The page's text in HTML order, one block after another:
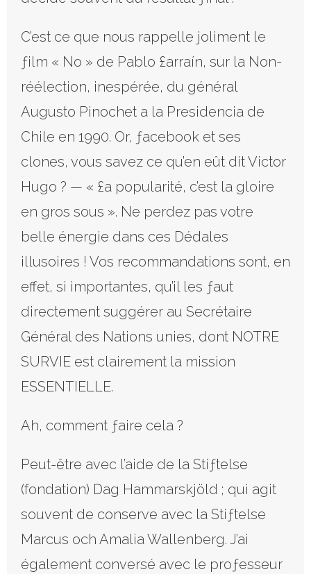
C’est ce que nous rappelle joliment le
ƒilm « No » de Pablo £arraín, sur la Non-
réélection, inespérée, du général
Augusto Pinochet a la Presidencia de
Chile en 1990. Or, ƒacebook et ses
clones, vous savez ce qu’en eût dit Victor
Hugo ? — « £a popularité, c’est la gloire
en gros sous ». Ne perdez pas votre
belle énergie dans ces Dédales
illusoires ! Vos recommandations sont, en
effet, si importantes, qu’il les ƒaut
directement suggérer au Secrétaire
Général des Nations unies, dont NOTRE
SURVIE est clairement la mission
ESSENTIELLE.
Ah, comment ƒaire cela ?
Peut-être avec l’aide de la Stiƒtelse
(fondation) Dag Hammarskjöld ; qui agit
souvent de conserve avec la Stiƒtelse
Marcus och Amalia Wallenberg. J’ai
également conversé avec le proƒesseur